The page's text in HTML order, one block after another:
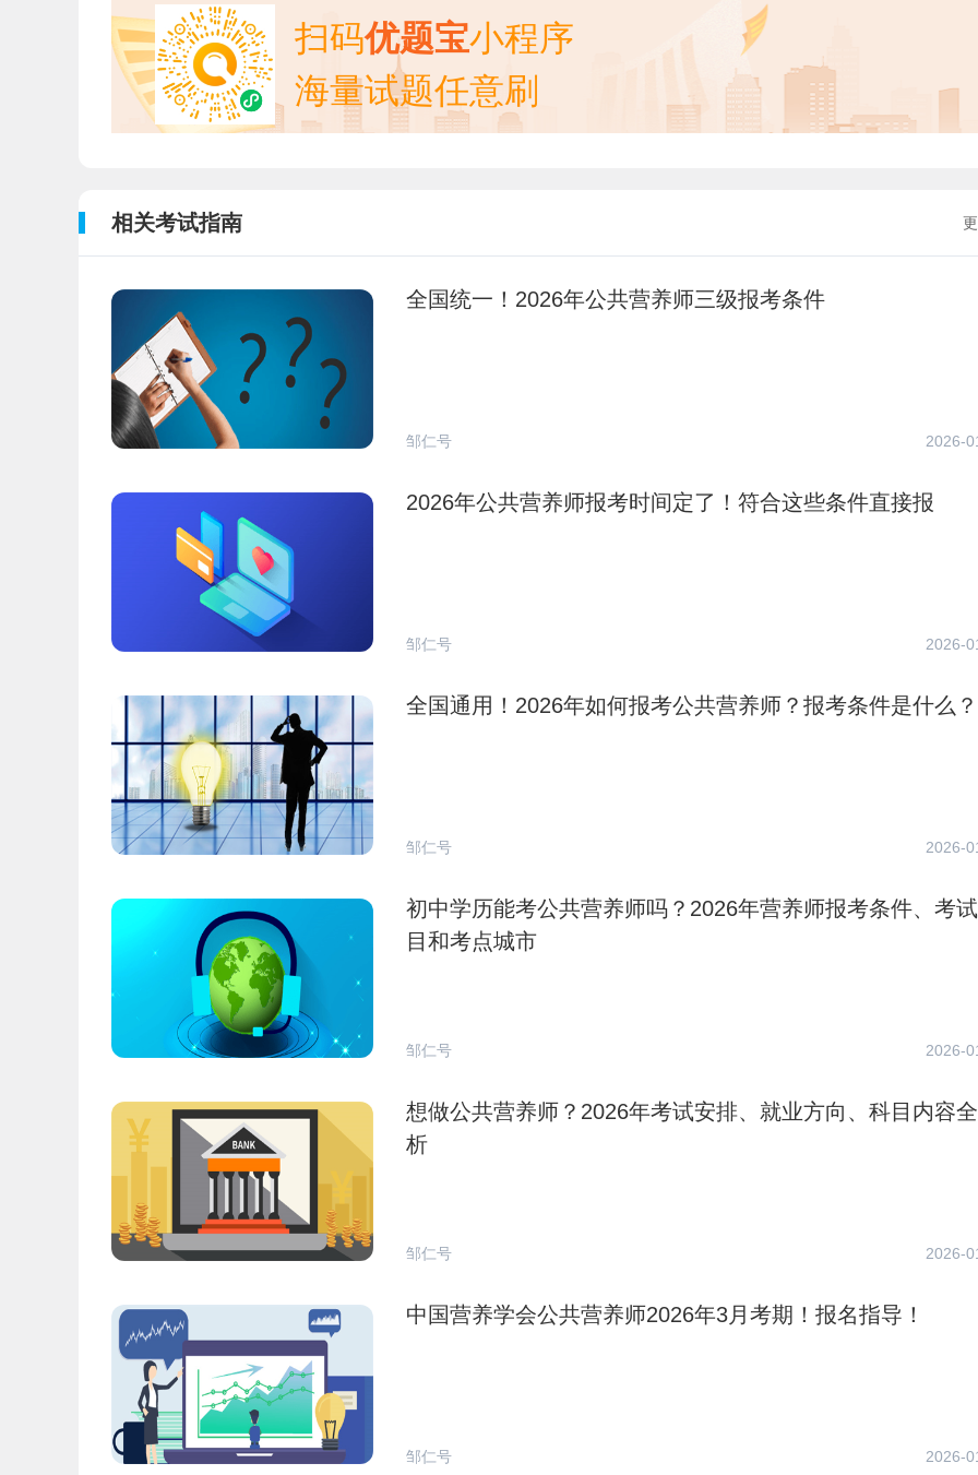
扫码优题宝小程序
海量试题任意刷
相关考试指南
全国统一！2026年公共营养师三级报考条件
邹仁号 2026-
2026年公共营养师报考时间定了！符合这些条件直接报
邹仁号 2026-
全国通用！2026年如何报考公共营养师？报考条件是什么？
邹仁号 2026-
初中学历能考公共营养师吗？2026年营养师报考条件、考
目和考点城市
邹仁号 2026-
想做公共营养师？2026年考试安排、就业方向、科目内容
析
邹仁号 2026-
中国营养学会公共营养师2026年3月考期！报名指导！
邹仁号 2026-